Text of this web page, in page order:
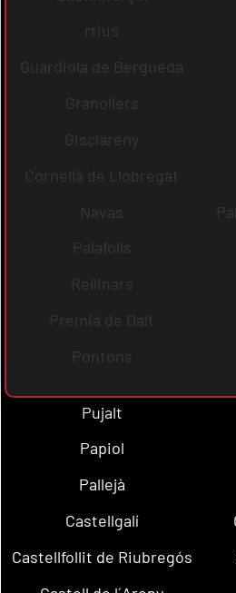
rrius
Guardiola de Berguedà
Granollers
Gisclareny
Cornellà de Llobregat
Navas
Palafolls
Rellinars
Premià de Dalt
Pontons
Pujalt
Papiol
Pallejà
Castellgalí
Castellfollit de Riubregós